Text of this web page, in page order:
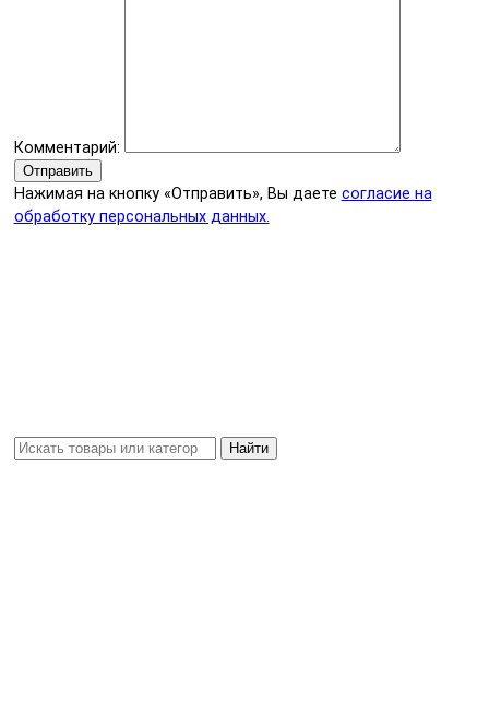
Комментарий:
Отправить
Нажимая на кнопку «Отправить», Вы даете согласие на
обработку персональных данных.
Найти